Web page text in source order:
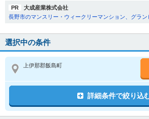
PR
大成産業株式会社
長野市のマンスリー・ウィークリーマンション、グラン
選択中の条件
上伊那郡飯島町
詳細条件で絞り込